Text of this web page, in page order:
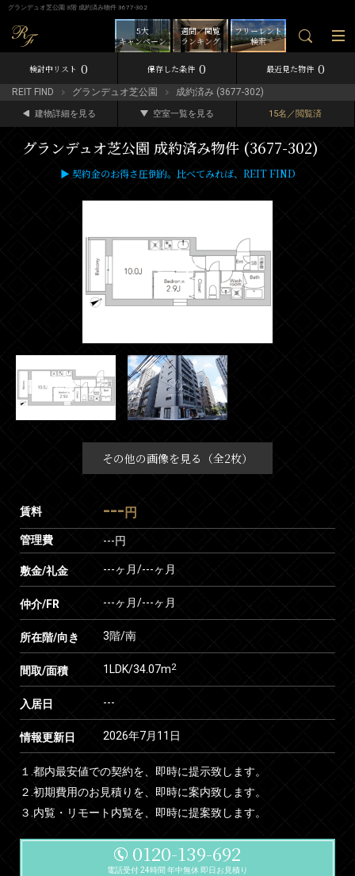
グランデュオ芝公園 3階 成約済み物件 3677-302
フリーレント
検索
週間／閲覧
ランキング
5大
キャンペーン
検討中リスト 0 保存した条件 0 最近見た物件 0
REIT FIND グランデュオ芝公園 成約済み (3677-302)
建物詳細を見る 空室一覧を見る 15名／閲覧済
グランデュオ芝公園 成約済み物件 (3677-302)
▶ 契約金のお得さ圧倒的。比べてみれば、REIT FIND
その他の画像を見る（全2枚）
賃料 --- 円
管理費 ---円
敷金/礼金 ---ヶ月/---ヶ月
仲介/FR ---ヶ月/---ヶ月
所在階/向き 3階/南
間取/面積 1LDK/34.07m2
入居日 ---
情報更新日 2026年7月11日
１.都内最安値での契約を、即時に提示致します。
２.初期費用のお見積りを、即時に案内致します。
３.内覧・リモート内覧を、即時に提案致します。
0120-139-692
電話受付 24時間 年中無休 即日お見積り